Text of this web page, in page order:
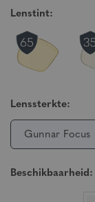
Lenstint:
Lenssterkte:
Gunnar Focus
Beschikbaarheid: